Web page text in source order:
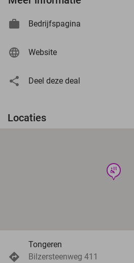
Bedrijfspagina
Website
Deel deze deal
Locaties
wellness
Tongeren
Bilzersteenweg 411